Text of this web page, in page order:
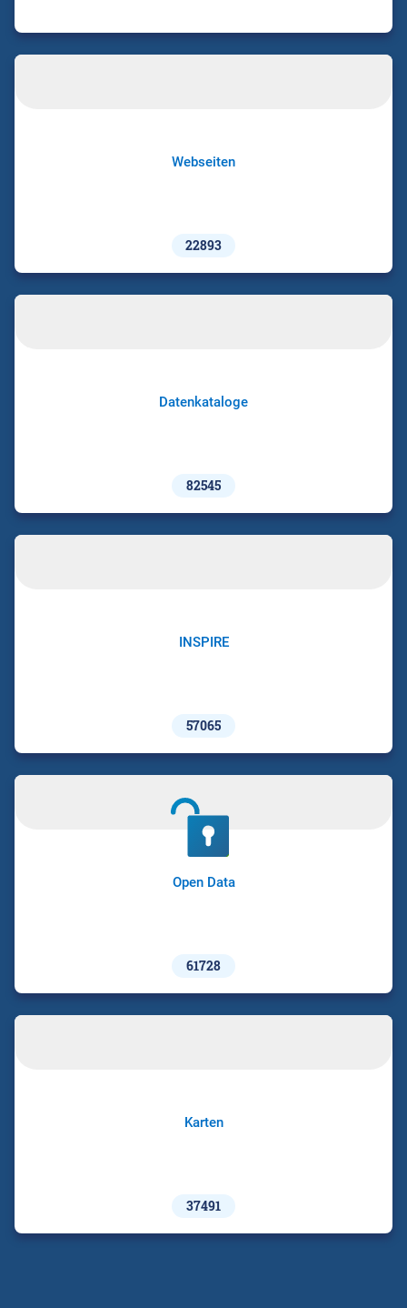
Webseiten
22893
Datenkataloge
82545
INSPIRE
57065
Open Data
61728
Karten
37491